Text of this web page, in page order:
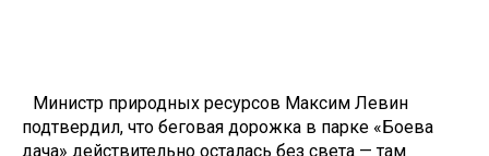
Министр природных ресурсов Максим Левин
подтвердил, что беговая дорожка в парке «Боева
дача» действительно осталась без света — там